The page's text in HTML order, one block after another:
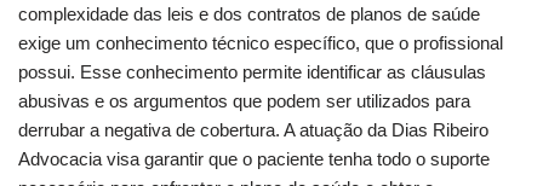
complexidade das leis e dos contratos de planos de saúde
exige um conhecimento técnico específico, que o profissional
possui. Esse conhecimento permite identificar as cláusulas
abusivas e os argumentos que podem ser utilizados para
derrubar a negativa de cobertura. A atuação da Dias Ribeiro
Advocacia visa garantir que o paciente tenha todo o suporte